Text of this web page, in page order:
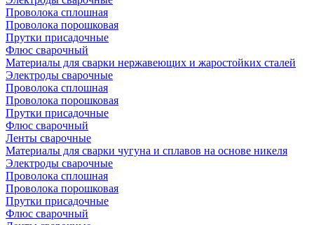
Проволока сплошная
Проволока порошковая
Прутки присадочные
Флюс сварочный
Материалы для сварки нержавеющих и жаростойких сталей
Электроды сварочные
Проволока сплошная
Проволока порошковая
Прутки присадочные
Флюс сварочный
Ленты сварочные
Материалы для сварки чугуна и сплавов на основе никеля
Электроды сварочные
Проволока сплошная
Проволока порошковая
Прутки присадочные
Флюс сварочный